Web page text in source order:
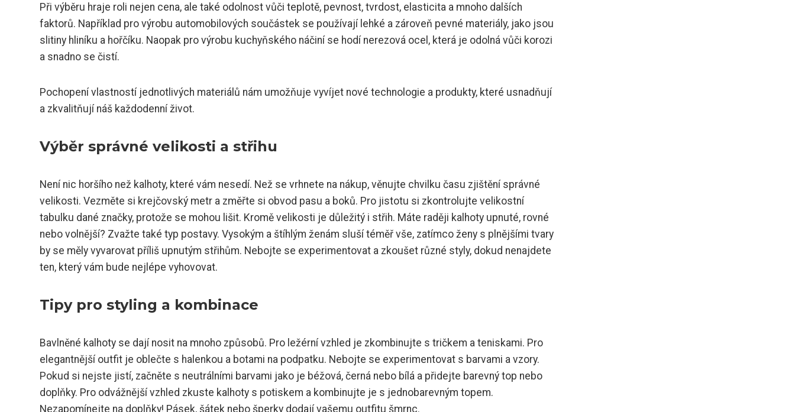
Při výběru hraje roli nejen cena, ale také odolnost vůči teplotě, pevnost, tvrdost, elasticita a mnoho dalších
faktorů. Například pro výrobu automobilových součástek se používají lehké a zároveň pevné materiály, jako jsou
slitiny hliníku a hořčíku. Naopak pro výrobu kuchyňského náčiní se hodí nerezová ocel, která je odolná vůči korozi
a snadno se čistí.
Pochopení vlastností jednotlivých materiálů nám umožňuje vyvíjet nové technologie a produkty, které usnadňují
a zkvalitňují náš každodenní život.
Výběr správné velikosti a střihu
Není nic horšího než kalhoty, které vám nesedí. Než se vrhnete na nákup, věnujte chvilku času zjištění správné
velikosti. Vezměte si krejčovský metr a změřte si obvod pasu a boků. Pro jistotu si zkontrolujte velikostní
tabulku dané značky, protože se mohou lišit. Kromě velikosti je důležitý i střih. Máte raději kalhoty upnuté, rovné
nebo volnější? Zvažte také typ postavy. Vysokým a štíhlým ženám sluší téměř vše, zatímco ženy s plnějšími tvary
by se měly vyvarovat příliš upnutým střihům. Nebojte se experimentovat a zkoušet různé styly, dokud nenajdete
ten, který vám bude nejlépe vyhovovat.
Tipy pro styling a kombinace
Bavlněné kalhoty se dají nosit na mnoho způsobů. Pro ležérní vzhled je zkombinujte s tričkem a teniskami. Pro
elegantnější outfit je oblečte s halenkou a botami na podpatku. Nebojte se experimentovat s barvami a vzory.
Pokud si nejste jistí, začněte s neutrálními barvami jako je béžová, černá nebo bílá a přidejte barevný top nebo
doplňky. Pro odvážnější vzhled zkuste kalhoty s potiskem a kombinujte je s jednobarevným topem.
Nezapomínejte na doplňky! Pásek, šátek nebo šperky dodají vašemu outfitu šmrnc.